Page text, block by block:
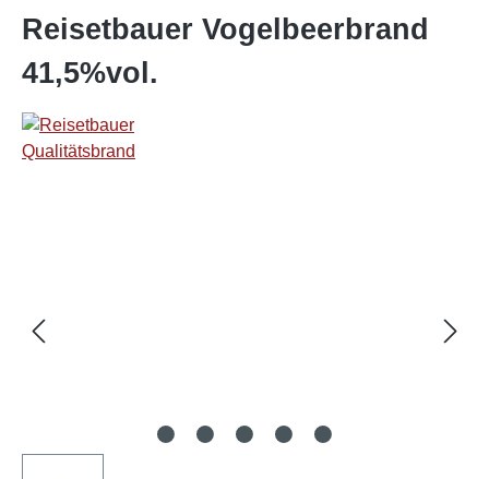
Reisetbauer Vogelbeerbrand
41,5%vol.